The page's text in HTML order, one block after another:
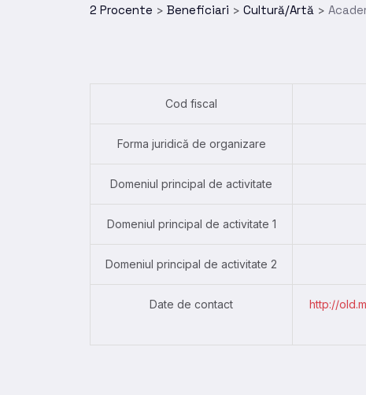
2 Procente > Beneficiari > Cultură/Artă >
Cod fiscal
Forma juridică de organizare
Domeniul principal de activitate
Domeniul principal de activitate 1
Domeniul principal de activitate 2
Date de contact
http://